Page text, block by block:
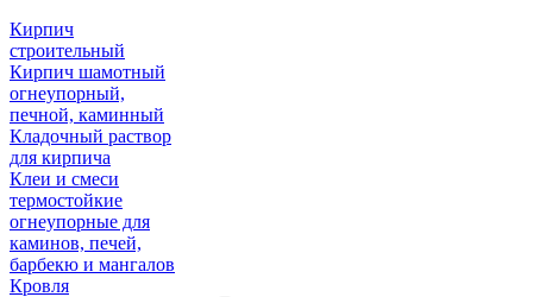
Кирпич
строительный
Кирпич шамотный
огнеупорный,
печной, каминный
Кладочный раствор
для кирпича
Клеи и смеси
термостойкие
огнеупорные для
каминов, печей,
барбекю и мангалов
Кровля